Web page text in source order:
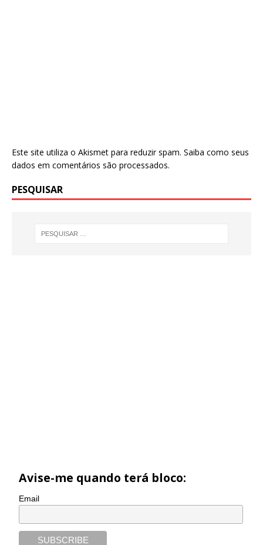
Este site utiliza o Akismet para reduzir spam. Saiba como seus
dados em comentários são processados.
PESQUISAR
Avise-me quando terá bloco:
Email